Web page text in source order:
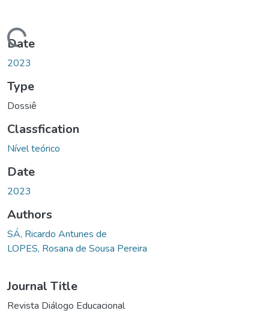
Date
2023
Type
Dossiê
Classfication
Nível teórico
Date
2023
Authors
SÁ, Ricardo Antunes de
LOPES, Rosana de Sousa Pereira
Journal Title
Revista Diálogo Educacional